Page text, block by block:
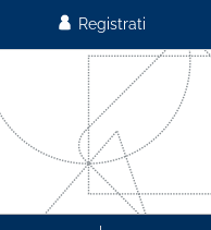
Registrati